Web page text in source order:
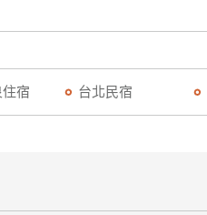
宿 台北民宿